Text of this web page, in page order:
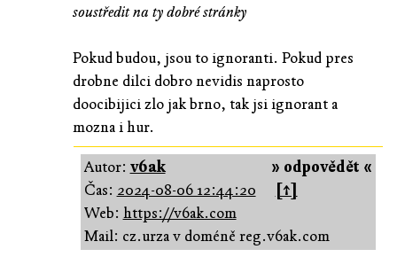
soustředit na ty dobré stránky
Pokud budou, jsou to ignoranti. Pokud pres
drobne dilci dobro nevidis naprosto
doocibijici zlo jak brno, tak jsi ignorant a
mozna i hur.
» odpovědět «
Autor: v6ak
Čas: 2024-08-06 12:44:20
[↑]
Web: https://v6ak.com
Mail: cz.urza v doméně reg.v6ak.com